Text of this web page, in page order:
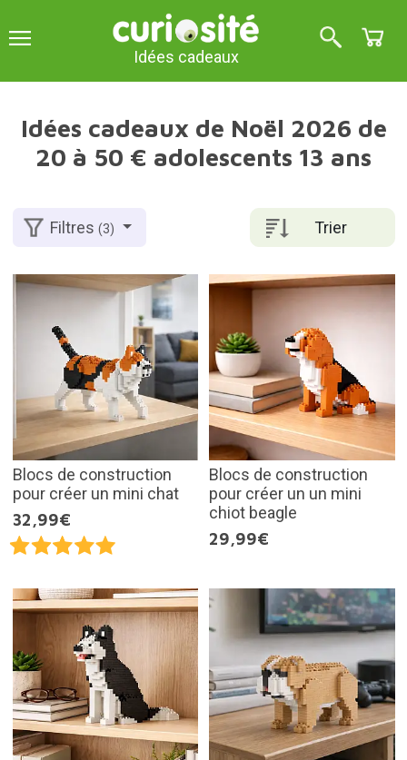
Idées cadeaux
Idées cadeaux de Noël 2026 de
20 à 50 € adolescents 13 ans
Trier
Filtres(3)
Blocs de construction
pour créer un mini chat
32,99€
Blocs de construction
pour créer un un mini
chiot beagle
29,99€